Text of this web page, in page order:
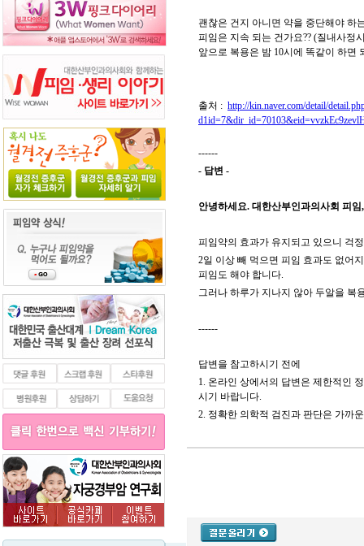
괜찮은 건지 아니면 약을 중단해야 하
피임은 지속 되는 건가요?? (질내사정
앞으로 복용은 밤 10시에 똑같이 하면
출처 : http://kin.naver.com/detail/
------
- 답변 -
안녕하세요. 대한산부인과의사회 피
피임약의 효과가 유지되고 있으니 걱
2일 이상 빼 먹으면 피임 효과도 없어
피임도 해야 합니다.
그러나 하루가 지나지 않아 두알을 복
------
답변을 참고하시기 전에
1. 온라인 상에서의 답변은 제한적인
시기 바랍니다.
2. 정확한 의학적 검진과 판단은 가까